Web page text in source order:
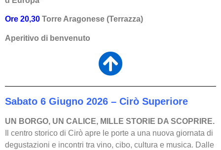
Ore 20,30 Torre Aragonese (Terrazza)
Aperitivo di benvenuto
Sabato 6 Giugno 2026 – Cirò Superiore
UN BORGO, UN CALICE, MILLE STORIE DA SCOPRIRE.
Il centro storico di Cirò apre le porte a una nuova giornata di
degustazioni e incontri tra vino, cibo, cultura e musica. Dalle